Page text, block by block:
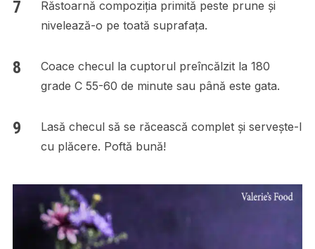
Răstoarnă compoziția primită peste prune și
nivelează-o pe toată suprafața.
Coace checul la cuptorul preîncălzit la 180
grade C 55-60 de minute sau până este gata.
Lasă checul să se răcească complet și servește-l
cu plăcere. Poftă bună!